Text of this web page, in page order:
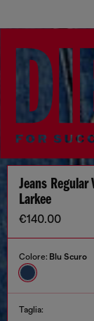
Jeans
Larkee
€140.00
Colore: Blu Scuro
Taglia: